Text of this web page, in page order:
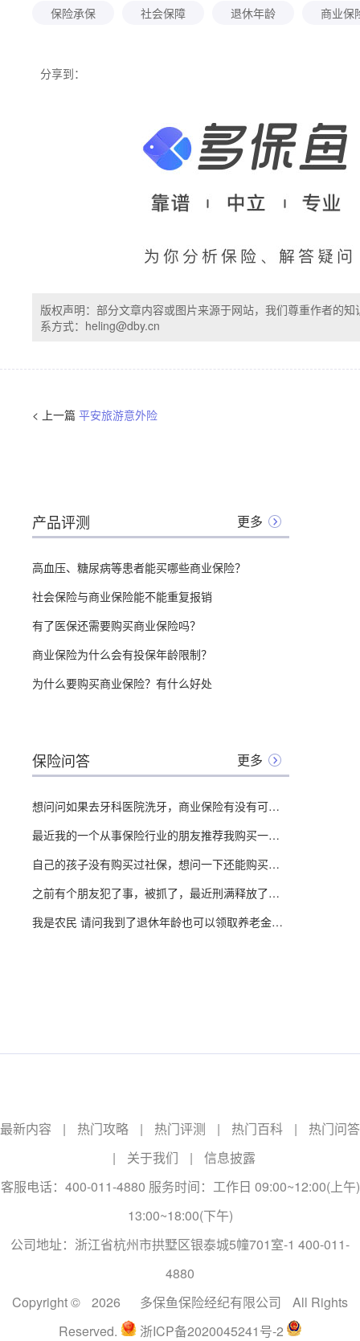
版权声明：部分文章内容或图片来源于网站，我们尊重作者的
系方式：heling@dby.cn
分享到：
保险承保 社会保障 退休年龄 商业保
< 上一篇 平安旅游意外险
产品评测 更多
高血压、糖尿病等患者能买哪些商业保险？
社会保险与商业保险能不能重复报销
有了医保还需要购买商业保险吗？
商业保险为什么会有投保年龄限制？
为什么要购买商业保险？有什么好处
保险问答 更多
想问问如果去牙科医院洗牙，商业保险有没有可以报销的？
最近我的一个从事保险行业的朋友推荐我购买一份商业保险，想问问社保和商业医疗险之间有什么不同？
自己的孩子没有购买过社保，想问一下还能购买商业保险吗？
之前有个朋友犯了事，被抓了，最近刑满释放了，想问一下这类人可以买商业保险或者续交社保吗？
我是农民 请问我到了退休年龄也可以领取养老金吗？
最新内容 | 热门攻略 | 热门评测 | 热门百科 |
热门问答
|
关于我们 |
信息披露
客服电话：400-011-4880 服务时间：工作日 09:00~12:00(上午)
13:00~18:00(下午)
公司地址：浙江省杭州市拱墅区银泰城5幢701室-1 400-011-
4880
Copyright ©
2026 多保鱼保险经纪有限公司
All Rights
Reserved.
浙ICP备2020045241号-2